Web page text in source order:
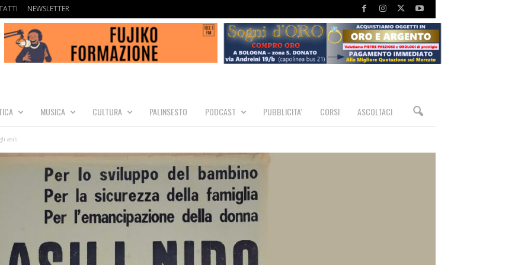
NEWSLETTER
MUSICA CULTURA PALINSESTO PODCAST PUBBLICITA’ CORSI ASCOLTACI
asili